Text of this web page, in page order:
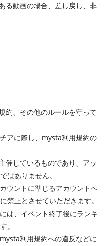
る動画の場合、差し戻し、非
約、その他のルールを守って
アに際し、mysta利用規約の
催しているものであり、アッ
はありません。
ウントに準じるアカウントへ
禁止とさせていただきます。
は、イベント終了後にランキ
。
利用規約への違反などに